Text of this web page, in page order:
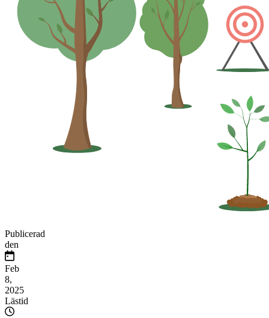
Publicerad
den
Feb
8,
2025
Lästid